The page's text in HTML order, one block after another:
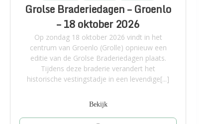
Grolse Braderiedagen – Groenlo
– 18 oktober 2026
Op zondag 18 oktober 2026 vindt in het
centrum van Groenlo (Grolle) opnieuw een
editie van de Grolse Braderiedagen plaats.
Tijdens deze braderie verandert het
historische vestingstadje in een levendige[...]
Bekijk